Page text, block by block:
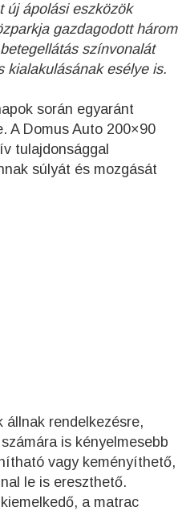
új ápolási eszközök
gazdagodott három
színvonalát
kialakulásának esélye is.
során egyaránt
A Domus Auto 200×90
tulajdonsággal
súlyát és mozgását
rendelkezésre,
is kényelmesebb
vagy keményíthető,
le is ereszthető.
a matrac